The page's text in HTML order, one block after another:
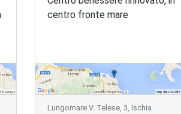
centro fronte mare
Lungomare V. Telese, 3, Ischia